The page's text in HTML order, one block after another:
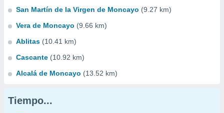
San Martín de la Virgen de Moncayo (9.27 km)
Vera de Moncayo (9.66 km)
Ablitas (10.41 km)
Cascante (10.92 km)
Alcalá de Moncayo (13.52 km)
Tiempo...